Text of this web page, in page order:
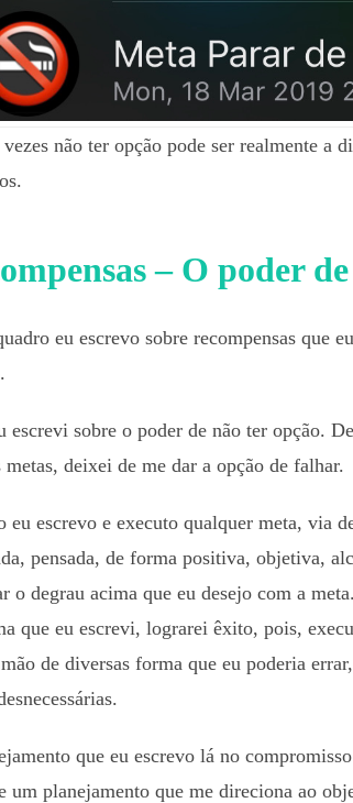
não ter opção pode ser realmente a
– O poder
eu escrevo sobre recompensas que
escrevi sobre o poder de não ter opção.
metas, deixei de me dar a opção de falhar.
eu escrevo e executo qualquer meta, via
pensada, de forma positiva, objetiva,
o degrau acima que eu desejo com a
que eu escrevi, lograrei êxito, pois,
de diversas forma que eu poderia
que eu escrevo lá no
um planejamento que me direciona ao